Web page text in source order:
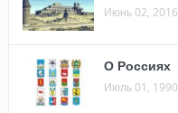
Июнь 02, 2016
О Россиях
Июль 01, 1990